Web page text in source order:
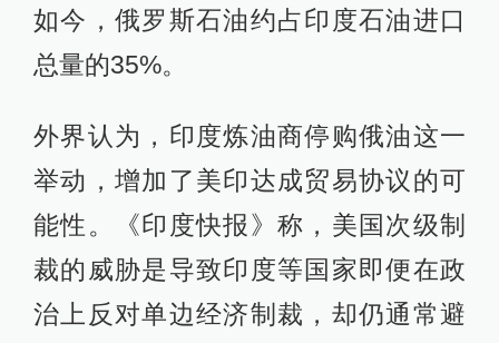
如今，俄罗斯石油约占印度石油进口
总量的35%。
外界认为，印度炼油商停购俄油这一
举动，增加了美印达成贸易协议的可
能性。《印度快报》称，美国次级制
裁的威胁是导致印度等国家即便在政
治上反对单边经济制裁，却仍通常避